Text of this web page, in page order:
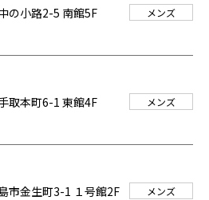
の小路2-5 南館5F
メンズ
取本町6-1 東館4F
メンズ
市金生町3-1 １号館2F
メンズ